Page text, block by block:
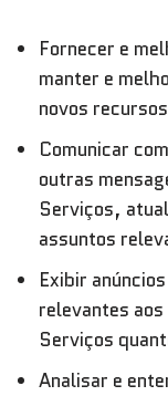
Fornecer e
manter e
novos
Comunicar
outras
Serviços,
assuntos
Exibir
relevantes
Serviços
Analisar e